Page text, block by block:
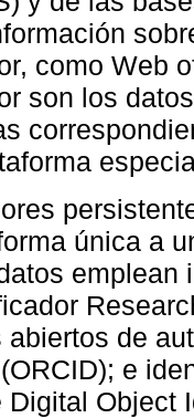
como Web
son los
única a
emplean
de
e
Object